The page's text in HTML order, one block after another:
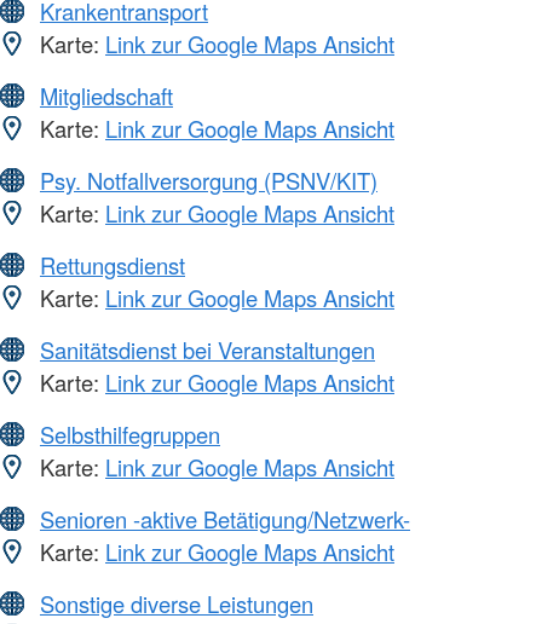
Krankentransport
Karte: Link zur Google Maps Ansicht
Mitgliedschaft
Karte: Link zur Google Maps Ansicht
Psy. Notfallversorgung (PSNV/KIT)
Karte: Link zur Google Maps Ansicht
Rettungsdienst
Karte: Link zur Google Maps Ansicht
Sanitätsdienst bei Veranstaltungen
Karte: Link zur Google Maps Ansicht
Selbsthilfegruppen
Karte: Link zur Google Maps Ansicht
Senioren -aktive Betätigung/Netzwerk-
Karte: Link zur Google Maps Ansicht
Sonstige diverse Leistungen